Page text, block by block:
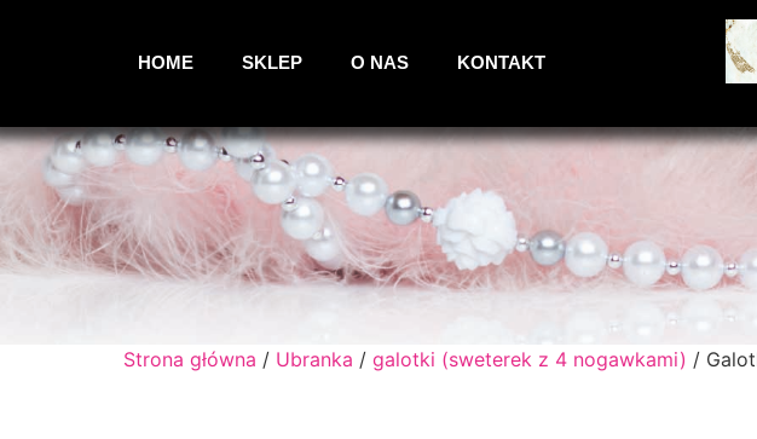
HOME SKLEP O NAS KONTAKT
Strona główna / Ubranka / galotki (sweterek z 4 nogawkami) /